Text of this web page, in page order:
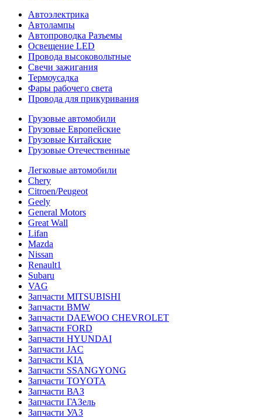
Автоэлектрика
Автолампы
Автопроводка Разъемы
Освещение LED
Провода высоковольтные
Свечи зажигания
Термоусадка
Фары рабочего света
Провода для прикуривания
Грузовые автомобили
Грузовые Европейские
Грузовые Китайские
Грузовые Отечественные
Легковые автомобили
Chery
Citroen/Peugeot
Geely
General Motors
Great Wall
Lifan
Mazda
Nissan
Renault1
Subaru
VAG
Запчасти MITSUBISHI
Запчасти BMW
Запчасти DAEWOO CHEVROLET
Запчасти FORD
Запчасти HYUNDAI
Запчасти JAC
Запчасти KIA
Запчасти SSANGYONG
Запчасти TOYOTA
Запчасти ВАЗ
Запчасти ГАЗель
Запчасти УАЗ